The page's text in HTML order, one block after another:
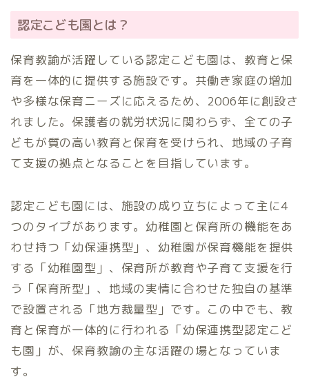
認定こども園とは？
保育教諭が活躍している認定こども園は、教育と保
育を一体的に提供する施設です。共働き家庭の増加
や多様な保育ニーズに応えるため、2006年に創設さ
れました。保護者の就労状況に関わらず、全ての子
どもが質の高い教育と保育を受けられ、地域の子育
て支援の拠点となることを目指しています。
認定こども園には、施設の成り立ちによって主に4
つのタイプがあります。幼稚園と保育所の機能をあ
わせ持つ「幼保連携型」、幼稚園が保育機能を提供
する「幼稚園型」、保育所が教育や子育て支援を行
う「保育所型」、地域の実情に合わせた独自の基準
で設置される「地方裁量型」です。この中でも、教
育と保育が一体的に行われる「幼保連携型認定こど
も園」が、保育教諭の主な活躍の場となっていま
す。